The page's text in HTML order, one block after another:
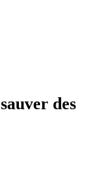
sauver des